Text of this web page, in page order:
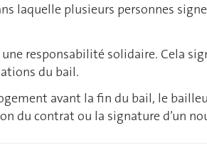
laquelle plusieurs personnes
responsabilité solidaire. Cela
du bail.
avant la fin du bail, le
du contrat ou la signature d’un